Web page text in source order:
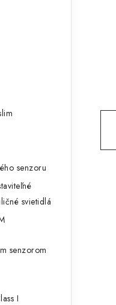
senzoru
svietidlá
senzorom
I